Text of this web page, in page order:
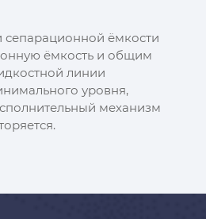
сепарационной ёмкости
ёмкость и общим
линии
уровня,
механизм